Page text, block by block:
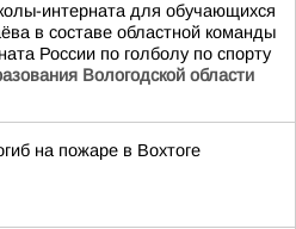
интерната для обучающихся
в составе областной команды
России по голболу по спорту
Вологодской области
на пожаре в Вохтоге